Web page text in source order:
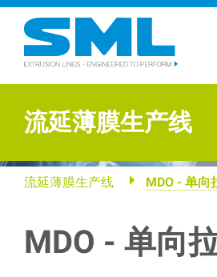
Skip
流延薄膜生产线
流延薄膜生产线 MDO - 单向
MDO - 单向